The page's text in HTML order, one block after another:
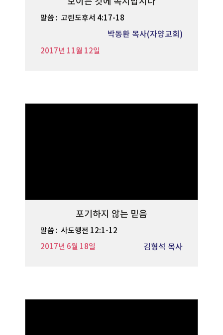
말씀 : 고린도후서 4:17-18
박동환 목사(자양교회)
2017년 11월 12일
포기하지 않는 믿음
말씀 : 사도행전 12:1-12
김형석 목사
2017년 6월 18일